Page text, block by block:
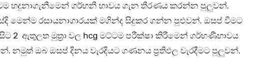
හදුනාගැනීමෙන් ගර්භනී භාවය ගැන තීරණය කරන්න පුලුවන්.
‌මෙන්ම රසායනාගාරයක් මගින්ද සිදුකර ගන්න පුළුවන්. ඔසප් වීමට
2 ඇතුලත මුත්‍රා වල hcg මට්ටම පරීක්ෂා කිරීමෙන් ගර්භණීභාවය
නමුත් ඔබ ඔසප් දිනය වැරදියට ගණනය ප්‍රතිඵල වැරදීමට පුලුවන්.